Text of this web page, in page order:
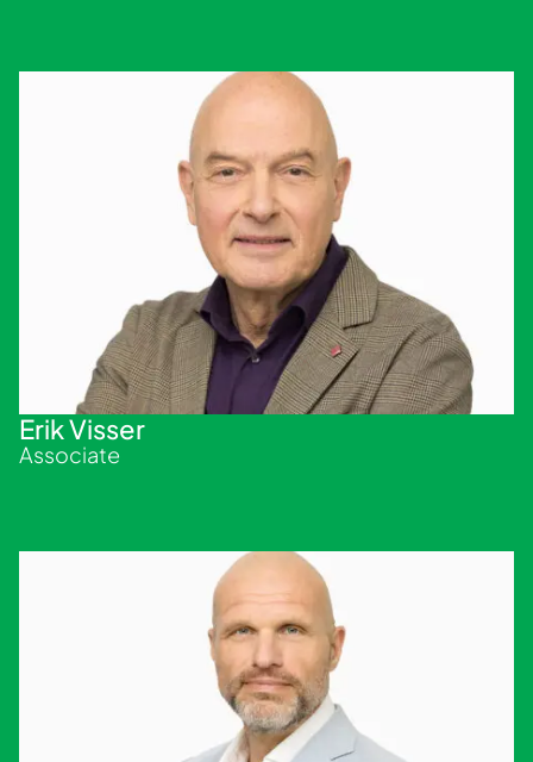
Erik Visser
Associate